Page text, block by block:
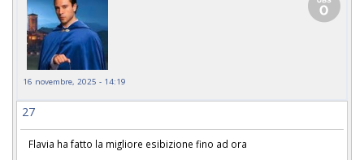
16 novembre, 2025 - 14:19
27
Flavia ha fatto la migliore esibizione fino ad ora